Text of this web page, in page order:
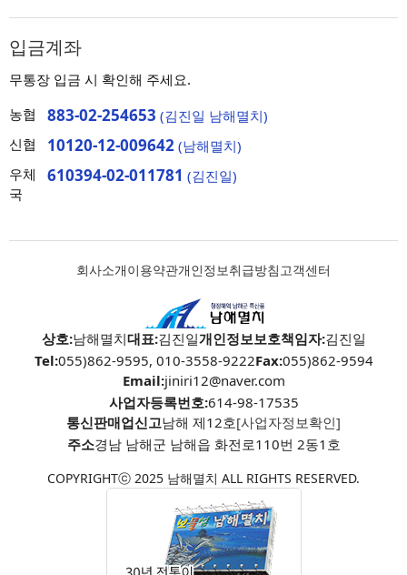
입금계좌
무통장 입금 시 확인해 주세요.
농협
883-02-254653 (김진일 남해멸치)
신협
10120-12-009642 (남해멸치)
우체
국
610394-02-011781 (김진일)
회사소개이용약관개인정보취급방침고객센터
상호:남해멸치대표:김진일개인정보보호책임자:김진일
Tel:055)862-9595, 010-3558-9222Fax:055)862-9594
Email:jiniri12@naver.com
사업자등록번호:614-98-17535
통신판매업신고남해 제12호[사업자정보확인]
주소경남 남해군 남해읍 화전로110번 2동1호
COPYRIGHTⓒ 2025 남해멸치 ALL RIGHTS RESERVED.